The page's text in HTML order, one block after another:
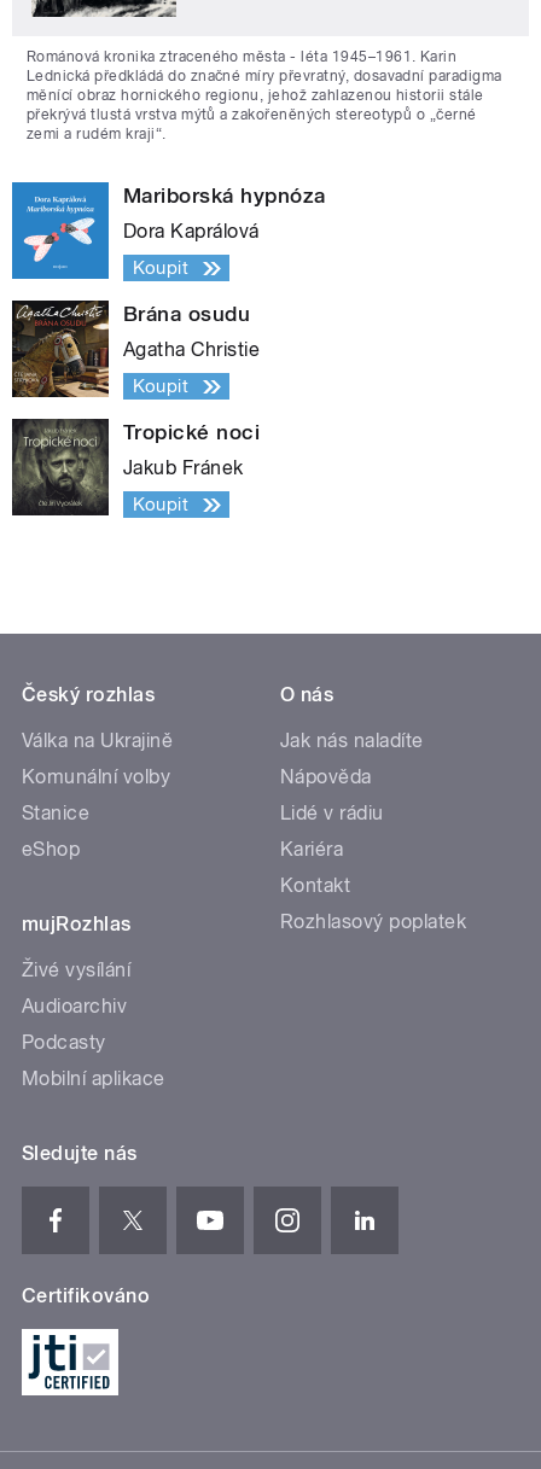
Románová kronika ztraceného města - léta 1945–1961. Karin
Lednická předkládá do značné míry převratný, dosavadní paradigma
měnící obraz hornického regionu, jehož zahlazenou historii stále
překrývá tlustá vrstva mýtů a zakořeněných stereotypů o „černé
zemi a rudém kraji“.
Mariborská hypnóza
Dora Kaprálová
Koupit
Brána osudu
Agatha Christie
Koupit
Tropické noci
Jakub Fránek
Koupit
Český rozhlas
Válka na Ukrajině
Komunální volby
Stanice
eShop
mujRozhlas
Živé vysílání
Audioarchiv
Podcasty
Mobilní aplikace
O nás
Jak nás naladíte
Nápověda
Lidé v rádiu
Kariéra
Kontakt
Rozhlasový poplatek
Sledujte nás
Certifikováno